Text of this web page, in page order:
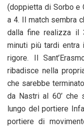
(doppietta di Sorbo e
a 4. Il match sembra
dalla fine realizza il
minuti più tardi
rigore. Il
ribadisce nella
che sarebbe
da Nastri al 60’ che
lungo del portiere
portiere di